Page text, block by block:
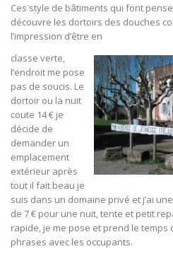
Ces style de bâtiments qui font
découvre les dortoirs des douches
l’impression d’être en
classe verte,
l’endroit me pose
pas de soucis. Le
dortoir ou la nuit
coute 14 € je
décide de
demander un
emplacement
extérieur après
tout il fait beau je
suis dans un domaine privé et j’ai
de 7 € pour une nuit, tente et petit
rapide, je me pose et prend le
phrases avec les occupants.